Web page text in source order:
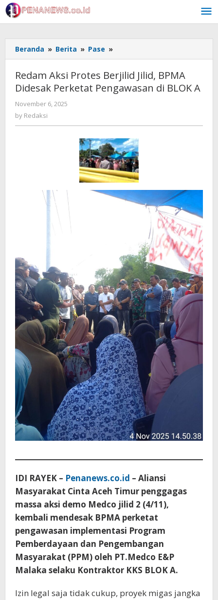
Skip
to
content
Beranda » Berita » Pase »
Aksi
Berjilid
Jilid,
di
BLOK
A
Redam Aksi Protes Berjilid Jilid, BPMA
Didesak Perketat Pengawasan di BLOK A
November 6, 2025
by Redaksi
IDI RAYEK – Penanews.co.id – Aliansi
Masyarakat Cinta Aceh Timur penggagas
massa aksi demo Medco jilid 2 (4/11),
kembali mendesak BPMA perketat
pengawasan implementasi Program
Pemberdayaan dan Pengembangan
Masyarakat (PPM) oleh PT.Medco E&P
Malaka selaku Kontraktor KKS BLOK A.
Izin legal saja tidak cukup, proyek migas jangka